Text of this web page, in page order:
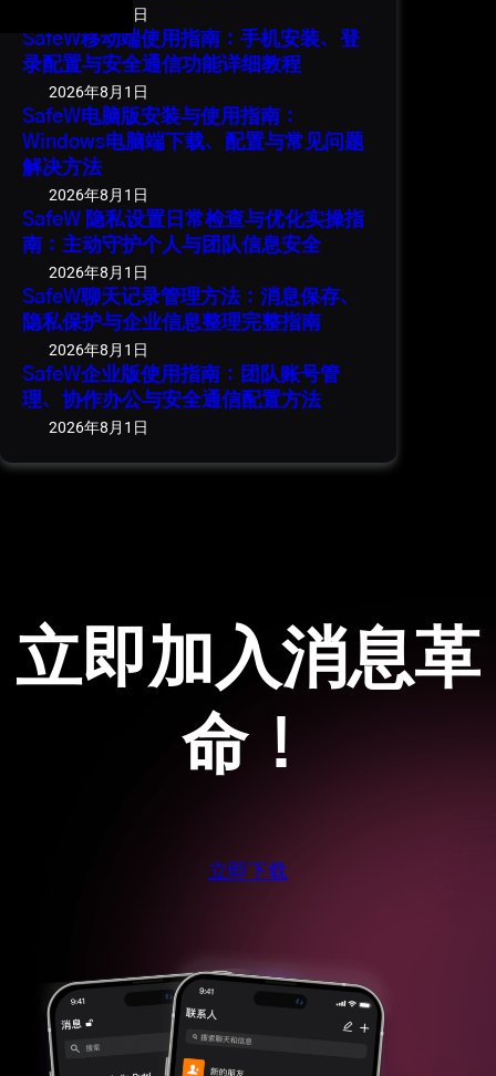
2026年8月1日
SafeW移动端使用指南：手机安装、登
录配置与安全通信功能详细教程
2026年8月1日
SafeW电脑版安装与使用指南：
Windows电脑端下载、配置与常见问题
解决方法
2026年8月1日
SafeW 隐私设置日常检查与优化实操指
南：主动守护个人与团队信息安全
2026年8月1日
SafeW聊天记录管理方法：消息保存、
隐私保护与企业信息整理完整指南
2026年8月1日
SafeW企业版使用指南：团队账号管
理、协作办公与安全通信配置方法
2026年8月1日
立即加入消息革
命！
立即下载